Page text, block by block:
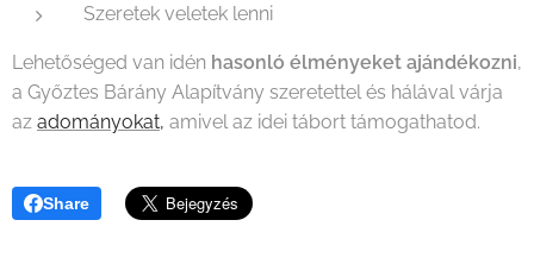
Szeretek veletek lenni
Lehetőséged van idén hasonló élményeket ajándékozni,
a Győztes Bárány Alapítvány szeretettel és hálával várja
az adományokat, amivel az idei tábort támogathatod.
Share